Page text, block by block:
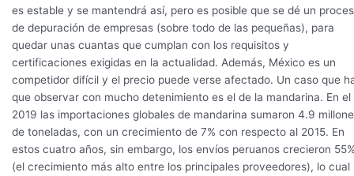
es estable y se mantendrá así, pero es posible que se dé un
de depuración de empresas (sobre todo de las pequeñas), para
quedar unas cuantas que cumplan con los requisitos y
certificaciones exigidas en la actualidad. Además, México es un
competidor difícil y el precio puede verse afectado. Un caso que
que observar con mucho detenimiento es el de la mandarina. En el
2019 las importaciones globales de mandarina sumaron 4.9
de toneladas, con un crecimiento de 7% con respecto al 2015. En
estos cuatro años, sin embargo, los envíos peruanos crecieron
(el crecimiento más alto entre los principales proveedores), lo cual